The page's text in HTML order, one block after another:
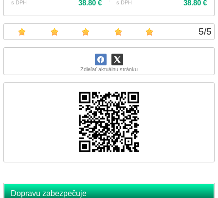
5/5
Zdieľať aktuálnu stránku
Dopravu zabezpečuje
s DPH
38.80 €
s DPH
38.80 €